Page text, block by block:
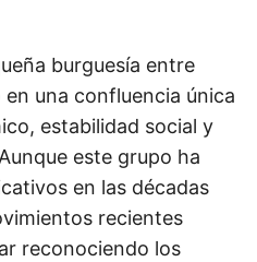
burguesía entre
una confluencia única
estabilidad social y
este grupo ha
en las décadas
recientes
reconociendo los